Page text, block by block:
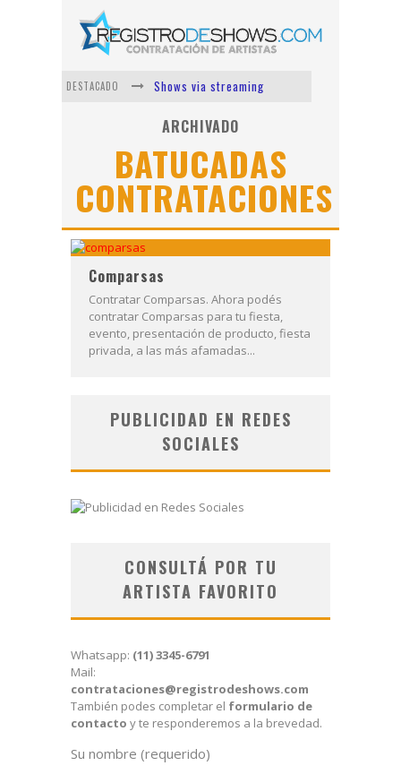
DESTACADO
Shows via streaming
Lit Killah
Nicki Nicole
Duki
Vi Em
ARCHIVADO
BATUCADAS
CONTRATACIONES
Comparsas
Contratar Comparsas. Ahora podés
contratar Comparsas para tu fiesta,
evento, presentación de producto, fiesta
privada, a las más afamadas...
PUBLICIDAD EN REDES
SOCIALES
CONSULTÁ POR TU
ARTISTA FAVORITO
Whatsapp: (11) 3345-6791
Mail:
contrataciones@registrodeshows.com
También podes completar el formulario de
contacto y te responderemos a la brevedad.
Su nombre (requerido)